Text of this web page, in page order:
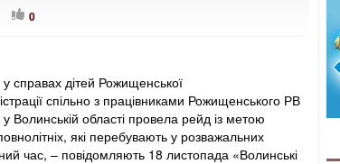
0
справах дітей Рожищенської
спільно з працівниками Рожищенського РВ
Волинській області провела рейд із метою
які перебувають у розважальних
час, – повідомляють 18 листопада «Волинські